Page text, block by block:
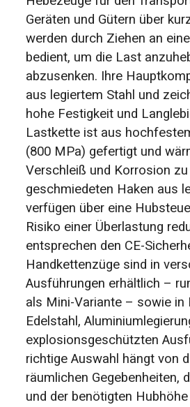
Geräten und Gütern über
werden durch Ziehen an
bedient, um die Last
abzusenken. Ihre
aus legiertem Stahl und
hohe Festigkeit und
Lastkette ist aus
(800 MPa) gefertigt und
Verschleiß und Korrosion
geschmiedeten Haken aus
verfügen über eine
Risiko einer Überlastung
entsprechen den CE-
Handkettenzüge sind in
Ausführungen erhältlich –
als Mini-Variante – sowie in
Edelstahl,
explosionsgeschützten
richtige Auswahl hängt von
räumlichen Gegebenheiten,
und der benötigten